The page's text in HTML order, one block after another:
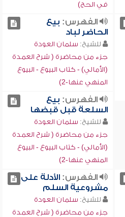
في الحج)
الفهرس: بيع
الحاضر لباد
للشيخ: سلمان العودة
جزء من محاضرة ( شرح العمدة
(الأمالي) - كتاب البيوع - البيوع
المنهي عنها-2)
الفهرس: بيع
السلعة قبل قبضها
للشيخ: سلمان العودة
جزء من محاضرة ( شرح العمدة
(الأمالي) - كتاب البيوع - البيوع
المنهي عنها-2)
الفهرس:الأدلة على
مشروعية السلم
للشيخ: سلمان العودة
جزء من محاضرة ( شرح العمدة